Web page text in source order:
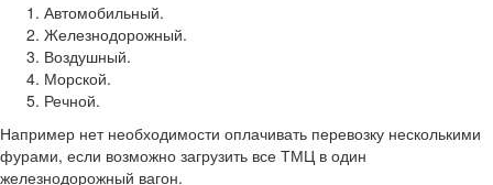
Автомобильный.
Железнодорожный.
Воздушный.
Морской.
Речной.
Например нет необходимости оплачивать перевозку несколькими
фурами, если возможно загрузить все ТМЦ в один
железнодорожный вагон.